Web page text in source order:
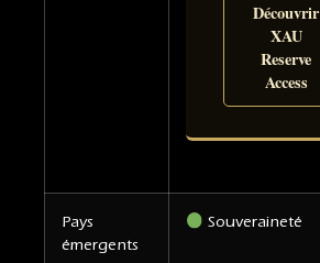
Découvrir
XAU
Reserve
Access
Pays
émergents
Souveraineté